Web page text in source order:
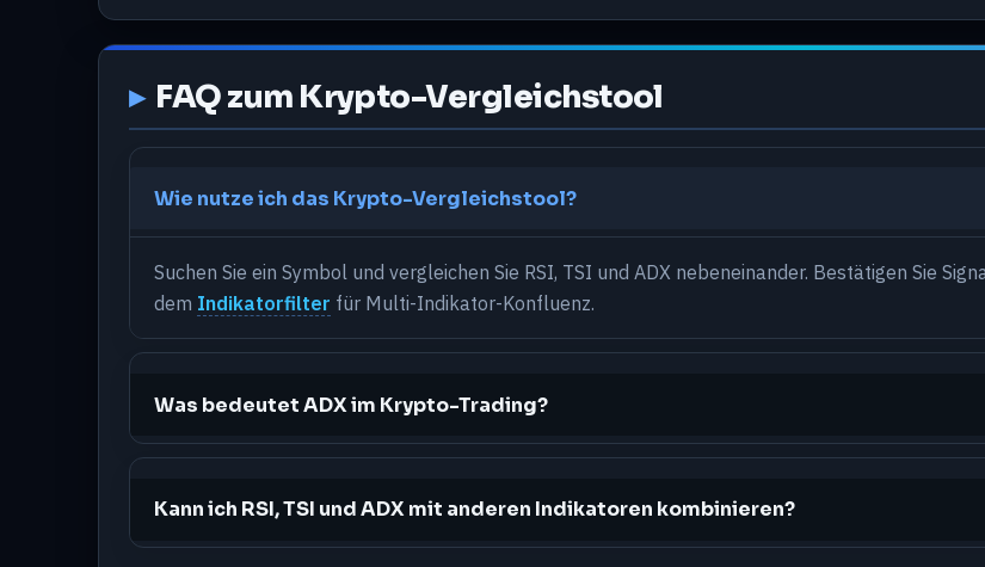
FAQ zum Krypto-Vergleichstool
Wie nutze ich das Krypto-Vergleichstool?
Suchen Sie ein Symbol und vergleichen Sie RSI, TSI und ADX nebeneinander. Bestätigen Sie
dem Indikatorfilter für Multi-Indikator-Konfluenz.
Was bedeutet ADX im Krypto-Trading?
Kann ich RSI, TSI und ADX mit anderen Indikatoren kombinieren?